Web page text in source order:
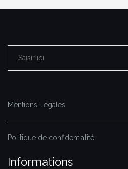
Rechercher :
Mentions Légales
Politique de confidentialité
Informations